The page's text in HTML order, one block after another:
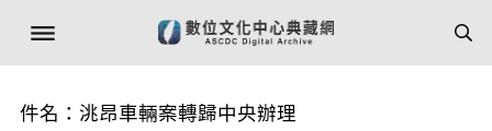
件名：洮昂車輛案轉歸中央辦理